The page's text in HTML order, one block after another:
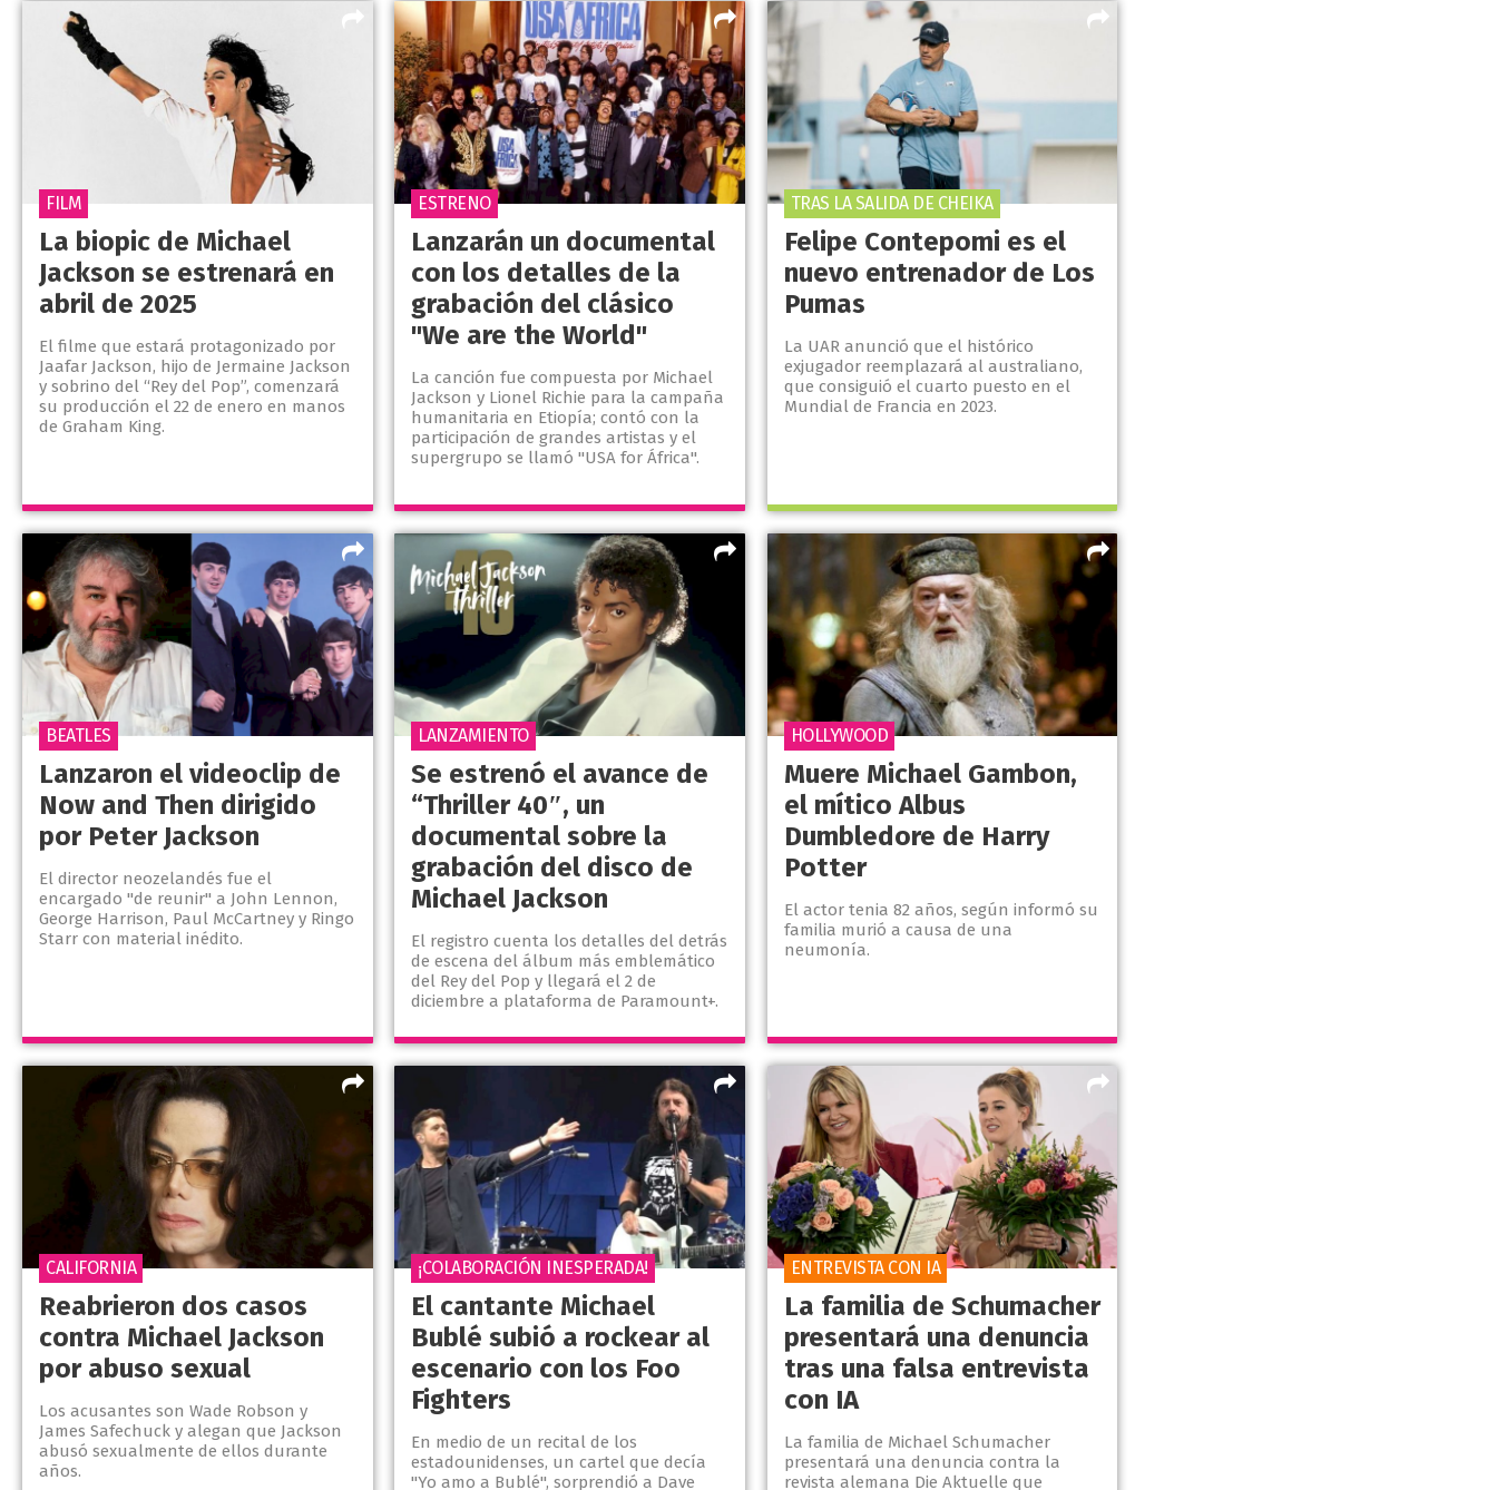
La biopic de Michael
Jackson se estrenará en
abril de 2025
El filme que estará protagonizado por
Jaafar Jackson, hijo de Jermaine Jackson
y sobrino del “Rey del Pop”, comenzará
su producción el 22 de enero en manos
de Graham King.
FILM
Lanzarán un documental
con los detalles de la
grabación del clásico
"We are the World"
La canción fue compuesta por Michael
Jackson y Lionel Richie para la campaña
humanitaria en Etiopía; contó con la
participación de grandes artistas y el
supergrupo se llamó "USA for África".
ESTRENO
Felipe Contepomi es el
nuevo entrenador de Los
Pumas
La UAR anunció que el histórico
exjugador reemplazará al australiano,
que consiguió el cuarto puesto en el
Mundial de Francia en 2023.
TRAS LA SALIDA DE CHEIKA
Lanzaron el videoclip de
Now and Then dirigido
por Peter Jackson
El director neozelandés fue el
encargado "de reunir" a John Lennon,
George Harrison, Paul McCartney y Ringo
Starr con material inédito.
BEATLES
Se estrenó el avance de
“Thriller 40″, un
documental sobre la
grabación del disco de
Michael Jackson
El registro cuenta los detalles del detrás
de escena del álbum más emblemático
del Rey del Pop y llegará el 2 de
diciembre a plataforma de Paramount+.
LANZAMIENTO
Muere Michael Gambon,
el mítico Albus
Dumbledore de Harry
Potter
El actor tenia 82 años, según informó su
familia murió a causa de una
neumonía.
HOLLYWOOD
Reabrieron dos casos
contra Michael Jackson
por abuso sexual
Los acusantes son Wade Robson y
James Safechuck y alegan que Jackson
abusó sexualmente de ellos durante
años.
CALIFORNIA
El cantante Michael
Bublé subió a rockear al
escenario con los Foo
Fighters
En medio de un recital de los
estadounidenses, un cartel que decía
"Yo amo a Bublé", sorprendió a Dave
¡COLABORACIÓN INESPERADA!
La familia de Schumacher
presentará una denuncia
tras una falsa entrevista
con IA
La familia de Michael Schumacher
presentará una denuncia contra la
revista alemana Die Aktuelle que
ENTREVISTA CON IA